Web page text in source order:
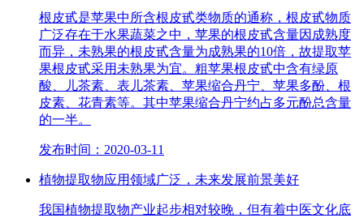
根皮甙是苹果中所含根皮甙类物质的通称，根皮甙物质
广泛存在于水果蔬菜之中，苹果的根皮甙含量因成熟度
而异，未熟果的根皮甙含量为成熟果的10倍，故提取苹
果根皮甙采用未熟果为宜。粗苹果根皮甙中含有绿原
酸、儿茶素、表儿茶素、苹果缩合丹宁、苹果多酚、根
皮素、花青素等。其中苹果缩合丹宁约占多元酚总含量
的一半。
发布时间：2020-03-11
植物提取物应用领域广泛，未来发展前景美好
我国植物提取物产业起步相对较晚，但有着中医文化底